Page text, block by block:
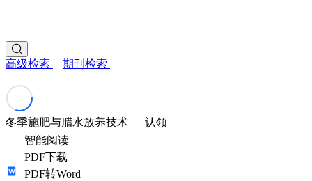
高级检索 期刊检索
冬季施肥与腊水放养技术
认领
智能阅读
PDF下载
PDF转Word